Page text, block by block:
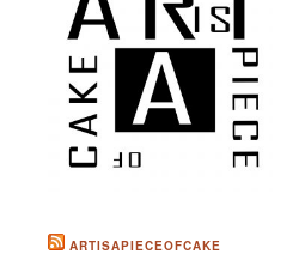
ARTISAPIECEOFCAKE